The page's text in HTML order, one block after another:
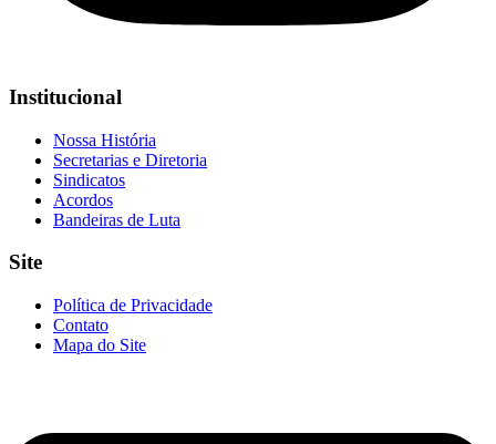
Institucional
Nossa História
Secretarias e Diretoria
Sindicatos
Acordos
Bandeiras de Luta
Site
Política de Privacidade
Contato
Mapa do Site